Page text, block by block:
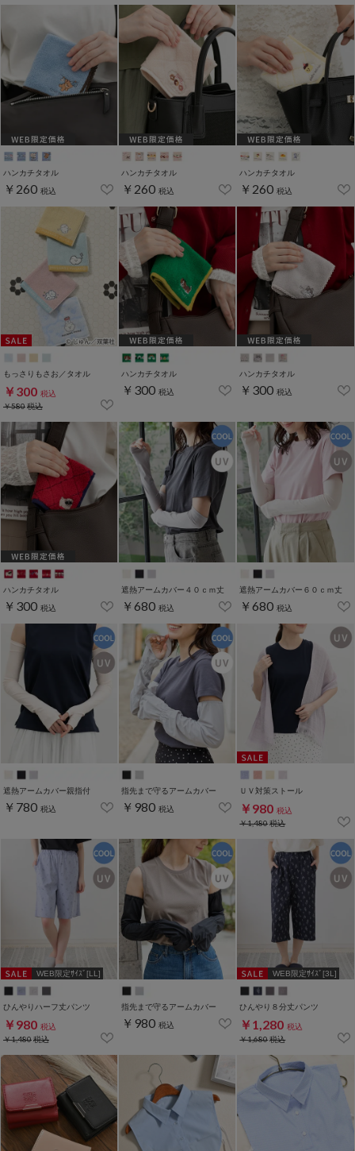
ハンカチタオル
￥260 税込
ハンカチタオル
￥260 税込
ハンカチタオル
￥260 税込
もっさりもさお／タオル
￥300 税込
￥580税込
ハンカチタオル
￥300 税込
ハンカチタオル
￥300 税込
ハンカチタオル
￥300 税込
遮熱アームカバー４０ｃｍ丈
￥680 税込
遮熱アームカバー６０ｃｍ丈
￥680 税込
遮熱アームカバー親指付
￥780 税込
指先まで守るアームカバー
￥980 税込
ＵＶ対策ストール
￥980 税込
￥1,480税込
WEB限定ｻｲｽﾞ[LL]
ひんやりハーフ丈パンツ
￥980 税込
￥1,480税込
指先まで守るアームカバー
￥980 税込
WEB限定ｻｲｽﾞ[3L]
ひんやり８分丈パンツ
￥1,280 税込
￥1,680税込